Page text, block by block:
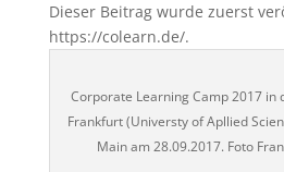
Dieser Beitrag wurde zuerst
https://colearn.de/.
Corporate Learning Camp 2017 in
Frankfurt (Universty of Apllied
Main am 28.09.2017. Foto